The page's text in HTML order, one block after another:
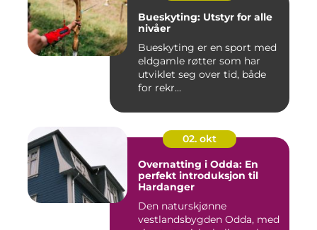
Bueskyting: Utstyr for alle
nivåer
Bueskyting er en sport med
eldgamle røtter som har
utviklet seg over tid, både
for rekr...
02. okt
Overnatting i Odda: En
perfekt introduksjon til
Hardanger
Den naturskjønne
vestlandsbygden Odda, med